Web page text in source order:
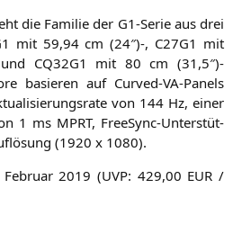
die Fami­lie der G1-Serie aus drei
mit 59,94 cm (24″)-, C27G1 mit
CQ32G1
mit 80 cm (31,5″)-
basie­ren auf Cur­ved-VA-Panels
von 144 Hz, einer
1 ms MPRT, Free­Sync-Unter­stüt­
(1920 x 1080).
2019 (UVP: 429,00 EUR /